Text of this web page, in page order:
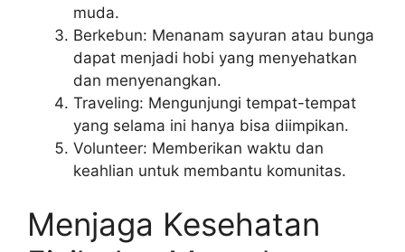
muda.
Berkebun: Menanam sayuran atau bunga
dapat menjadi hobi yang menyehatkan
dan menyenangkan.
Traveling: Mengunjungi tempat-tempat
yang selama ini hanya bisa diimpikan.
Volunteer: Memberikan waktu dan
keahlian untuk membantu komunitas.
Menjaga Kesehatan